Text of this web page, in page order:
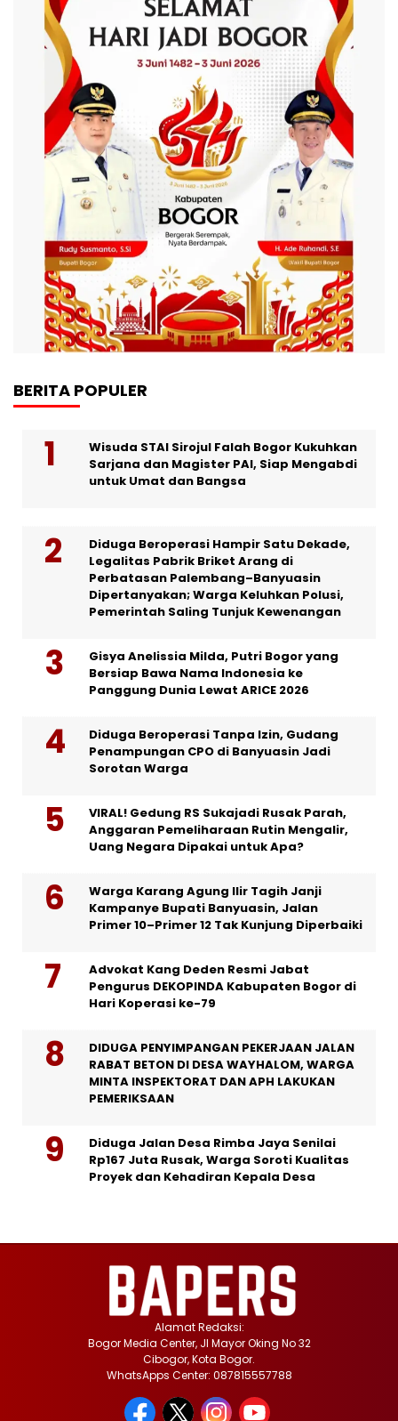
BERITA POPULER
Wisuda STAI Sirojul Falah Bogor Kukuhkan
Sarjana dan Magister PAI, Siap Mengabdi
untuk Umat dan Bangsa
Diduga Beroperasi Hampir Satu Dekade,
Legalitas Pabrik Briket Arang di
Perbatasan Palembang–Banyuasin
Dipertanyakan; Warga Keluhkan Polusi,
Pemerintah Saling Tunjuk Kewenangan
Gisya Anelissia Milda, Putri Bogor yang
Bersiap Bawa Nama Indonesia ke
Panggung Dunia Lewat ARICE 2026
Diduga Beroperasi Tanpa Izin, Gudang
Penampungan CPO di Banyuasin Jadi
Sorotan Warga
VIRAL! Gedung RS Sukajadi Rusak Parah,
Anggaran Pemeliharaan Rutin Mengalir,
Uang Negara Dipakai untuk Apa?
Warga Karang Agung Ilir Tagih Janji
Kampanye Bupati Banyuasin, Jalan
Primer 10–Primer 12 Tak Kunjung Diperbaiki
Advokat Kang Deden Resmi Jabat
Pengurus DEKOPINDA Kabupaten Bogor di
Hari Koperasi ke-79
DIDUGA PENYIMPANGAN PEKERJAAN JALAN
RABAT BETON DI DESA WAYHALOM, WARGA
MINTA INSPEKTORAT DAN APH LAKUKAN
PEMERIKSAAN
Diduga Jalan Desa Rimba Jaya Senilai
Rp167 Juta Rusak, Warga Soroti Kualitas
Proyek dan Kehadiran Kepala Desa
Alamat Redaksi:
Bogor Media Center, Jl Mayor Oking No 32
Cibogor, Kota Bogor.
WhatsApps Center: 087815557788